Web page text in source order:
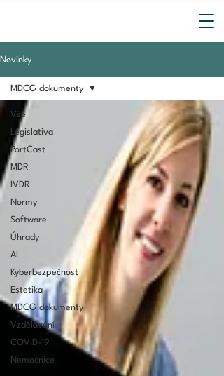
Novinky
Vše
Legislativa
PortCast
MDR
IVDR
Normy
Software
Úhrady
AI
Kyberbezpečnost
Estetika
MDCG dokumenty
Vzdělávání
COVID-19
Nemocnice
MDCG dokumenty